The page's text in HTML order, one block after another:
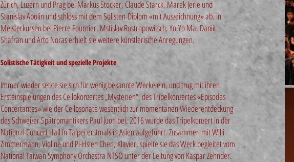
Zürich, Luzern und Prag bei Markus Stocker, Claude Starck, Marek Jerie und
Stanislav Apolin und schloss mit dem Solisten-Diplom «mit Auszeichnung» ab. In
Meisterkursen bei Pierre Fournier, Mstislav Rostropowitsch, Yo-Yo Ma, Daniil
Shafran und Arto Noras erhielt sie weitere künstlerische Anregungen.
Solistische Tätigkeit und spezielle Projekte
Immer wieder setzte sie sich für wenig bekannte Werke ein, und trug mit ihren
Ersteinspielungen des Cellokonzertes „Mysterien“, des Tripelkonzertes «Episodes
Concertantes» wie der Cellosonate wesentlich zur momentanen Wiederentdeckung
des Schweizer Spätromantikers Paul Juon bei. 2016 wurde das Tripelkonzert in der
National Concert Hall in Taipei erstmals in Asien aufgeführt. Zusammen mit Willi
Zimmermann, Violine und Pi-Hsien Chen, Klavier, spielte sie das Werk begleitet vom
National Taiwan Symphony Orchestra NTSO unter der Leitung von Kaspar Zehnder.